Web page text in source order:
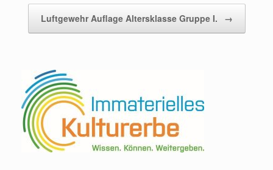
Luftgewehr Auflage Altersklasse Gruppe I. →